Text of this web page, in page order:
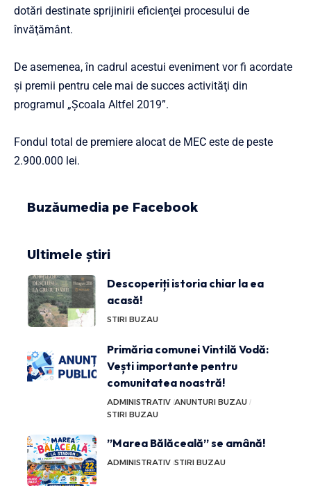
dotări destinate sprijinirii eficienţei procesului de
învăţământ.
De asemenea, în cadrul acestui eveniment vor fi acordate
și premii pentru cele mai de succes activităţi din
programul „Şcoala Altfel 2019”.
Fondul total de premiere alocat de MEC este de peste
2.900.000 lei.
Buzăumedia pe Facebook
Ultimele știri
Descoperiți istoria chiar la ea
acasă!
STIRI BUZAU
Primăria comunei Vintilă Vodă:
Vești importante pentru
comunitatea noastră!
ADMINISTRATIV ANUNTURI BUZAU
STIRI BUZAU
”Marea Bălăceală” se amână!
ADMINISTRATIV STIRI BUZAU